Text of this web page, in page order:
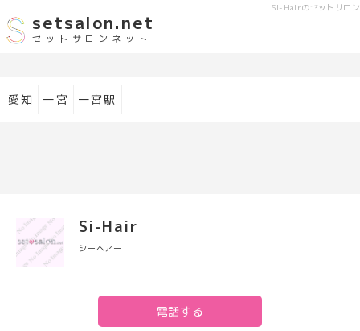
Si-Hairのセットサロン
setsalon.net
セットサロンネット
愛知 一宮 一宮駅
Si-Hair
シーヘアー
電話する